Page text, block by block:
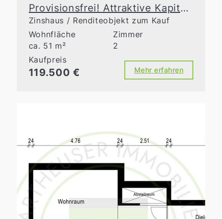
Provisionsfrei! Attraktive Kapitalanlage in gepflegtem Mehrfamilienhaus
Zinshaus / Renditeobjekt zum Kauf
Wohnfläche
ca. 51 m²
Zimmer
2
Kaufpreis
119.500 € Mehr erfahren